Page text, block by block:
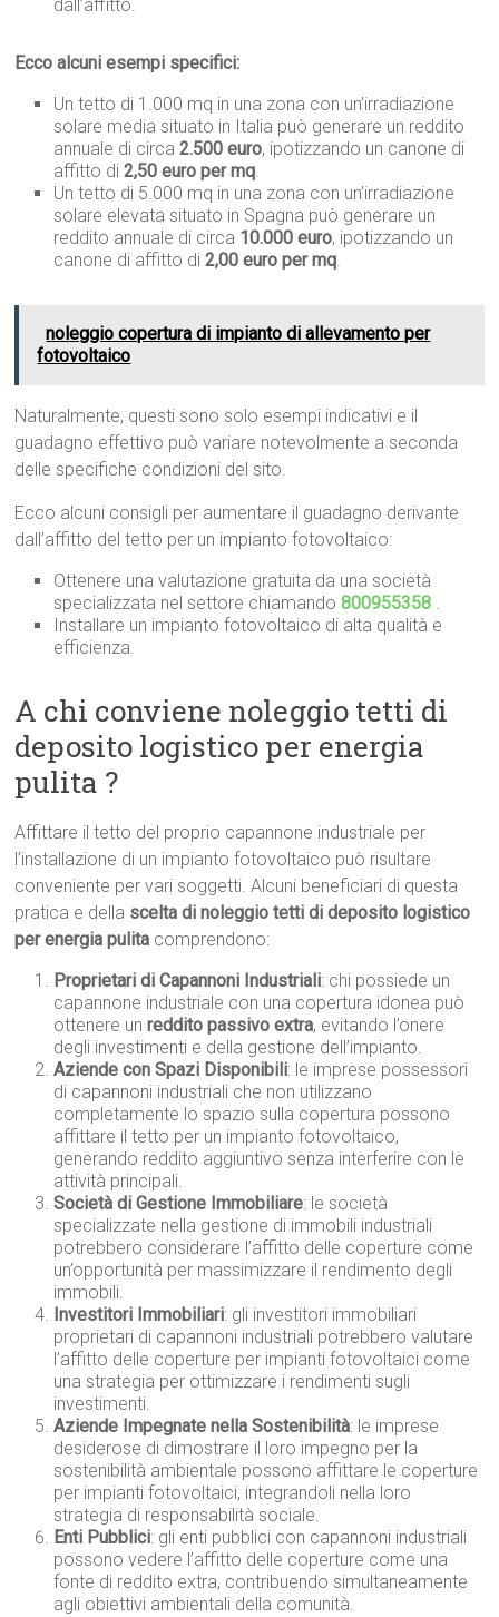
dall’affitto.
Ecco alcuni esempi specifici:
Un tetto di 1.000 mq in una zona con un’irradiazione
solare media situato in Italia può generare un reddito
annuale di circa2.500 euro, ipotizzando un canone di
affitto di2,50 euro per mq.
Un tetto di 5.000 mq in una zona con un’irradiazione
solare elevata situato in Spagna può generare un
reddito annuale di circa 10.000 euro, ipotizzando un
canone di affitto di2,00 euro per mq.
noleggio copertura di impianto di allevamento per
fotovoltaico
Naturalmente, questi sono solo esempi indicativi e il
guadagno effettivo può variare notevolmente a seconda
delle specifiche condizioni del sito.
Ecco alcuni consigli per aumentare il guadagno derivante
dall’affitto del tetto per un impianto fotovoltaico:
Ottenere una valutazione gratuita da una società
specializzata nel settore chiamando800955358 .
Installare un impianto fotovoltaico di alta qualità e
efficienza.
A chi conviene noleggio tetti di
deposito logistico per energia
pulita ?
Affittare il tetto del proprio capannone industriale per
l’installazione di un impianto fotovoltaico può risultare
conveniente per vari soggetti. Alcuni beneficiari di questa
pratica e della scelta di noleggio tetti di deposito logistico
per energia pulita comprendono:
Proprietari di Capannoni Industriali: chi possiede un
capannone industriale con una copertura idonea può
ottenere unreddito passivo extra, evitando l’onere
degli investimenti e della gestione dell’impianto.
Aziende con Spazi Disponibili: le imprese possessori
di capannoni industriali che non utilizzano
completamente lo spazio sulla copertura possono
affittare il tetto per un impianto fotovoltaico,
generando reddito aggiuntivo senza interferire con le
attività principali.
Società di Gestione Immobiliare: le società
specializzate nella gestione di immobili industriali
potrebbero considerare l’affitto delle coperture come
un’opportunità per massimizzare il rendimento degli
immobili.
Investitori Immobiliari: gli investitori immobiliari
proprietari di capannoni industriali potrebbero valutare
l’affitto delle coperture per impianti fotovoltaici come
una strategia per ottimizzare i rendimenti sugli
investimenti.
Aziende Impegnate nella Sostenibilità: le imprese
desiderose di dimostrare il loro impegno per la
sostenibilità ambientale possono affittare le coperture
per impianti fotovoltaici, integrandoli nella loro
strategia di responsabilità sociale.
Enti Pubblici: gli enti pubblici con capannoni industriali
possono vedere l’affitto delle coperture come una
fonte di reddito extra, contribuendo simultaneamente
agli obiettivi ambientali della comunità.